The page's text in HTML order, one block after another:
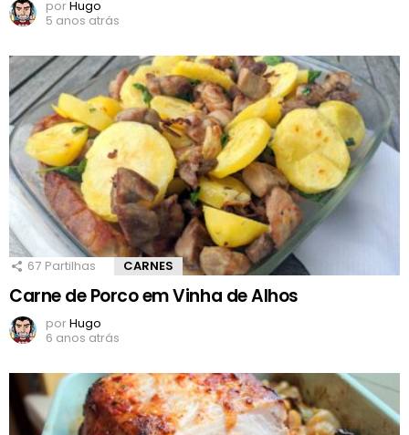
porHugo
5 anos atrás
67 Partilhas CARNES
Carne de Porco em Vinha de Alhos
porHugo
6 anos atrás